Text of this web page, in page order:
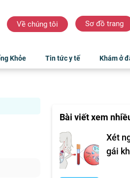
Về chúng tôi Sơ đồ trang
Khỏe Tin tức y tế Khám ở
Bài viết xem
Xét
gái